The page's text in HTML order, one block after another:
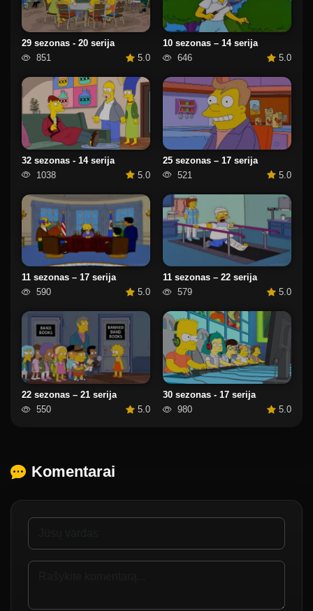
29 sezonas - 20 serija
851
5.0
10 sezonas – 14 serija
646
5.0
32 sezonas - 14 serija
1038
5.0
25 sezonas – 17 serija
521
5.0
11 sezonas – 17 serija
590
5.0
11 sezonas – 22 serija
579
5.0
22 sezonas – 21 serija
550
5.0
30 sezonas - 17 serija
980
5.0
Komentarai